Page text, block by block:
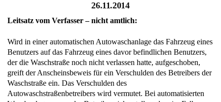
26.11.2014
Leitsatz vom Verfasser – nicht amtlich:
Wird in einer automatischen Autowaschanlage das Fahrzeug eines
Benutzers auf das Fahrzeug eines davor befindlichen Benutzers,
der die Waschstraße noch nicht verlassen hatte, aufgeschoben,
greift der Anscheinsbeweis für ein Verschulden des Betreibers der
Waschstraße ein. Das Verschulden des
Autowaschstraßenbetreibers wird vermutet. Bei automatisierten